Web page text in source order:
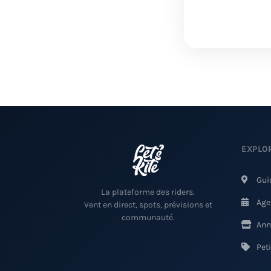
La plateforme des riders.
Vent en direct, spots, prévisions et
communauté.